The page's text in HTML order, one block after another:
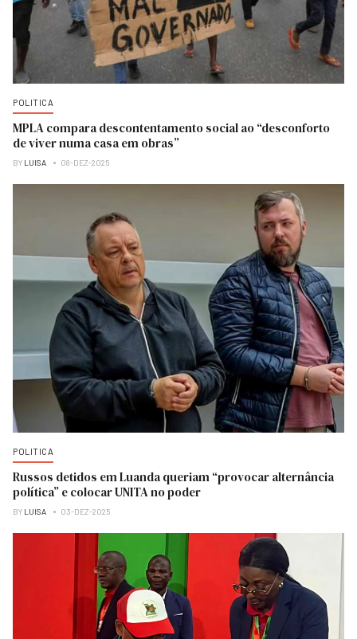
POLITICA
MPLA compara descontentamento social ao “desconforto
de viver numa casa em obras”
BY LUISA 08-DEZ-2025
POLITICA
Russos detidos em Luanda queriam “provocar alternância
política” e colocar UNITA no poder
BY LUISA 03-DEZ-2025